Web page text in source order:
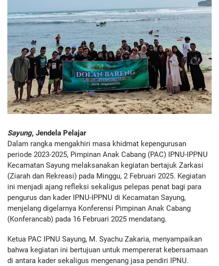
Sayung, Jendela Pelajar
Dalam rangka mengakhiri masa khidmat kepengurusan
periode 2023-2025, Pimpinan Anak Cabang (PAC) IPNU-IPPNU
Kecamatan Sayung melaksanakan kegiatan bertajuk Zarkasi
(Ziarah dan Rekreasi) pada Minggu, 2 Februari 2025. Kegiatan
ini menjadi ajang refleksi sekaligus pelepas penat bagi para
pengurus dan kader IPNU-IPPNU di Kecamatan Sayung,
menjelang digelarnya Konferensi Pimpinan Anak Cabang
(Konferancab) pada 16 Februari 2025 mendatang.
Ketua PAC IPNU Sayung, M. Syachu Zakaria, menyampaikan
bahwa kegiatan ini bertujuan untuk mempererat kebersamaan
di antara kader sekaligus mengenang jasa pendiri IPNU.